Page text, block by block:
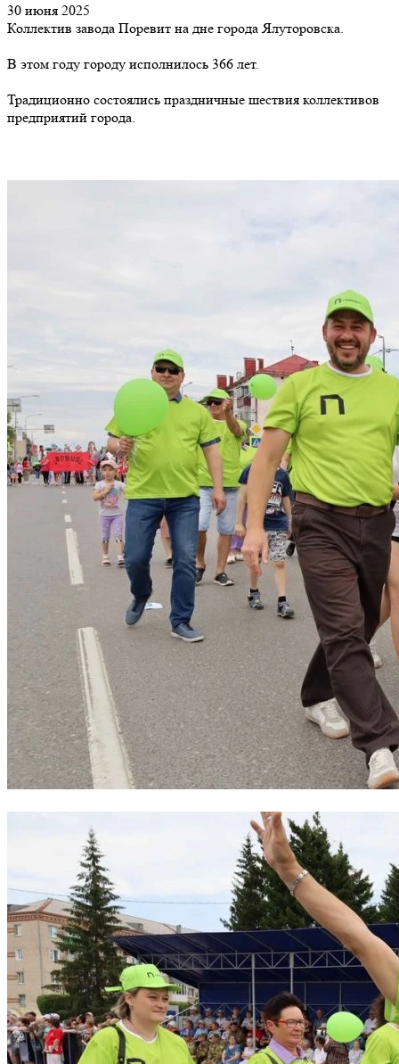
30 июня 2025
Коллектив завода Поревит на дне города Ялуторовска.
В этом году городу исполнилось 366 лет.
Традиционно состоялись праздничные шествия коллективов
предприятий города.